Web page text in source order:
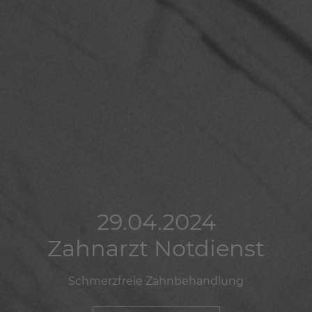
29.04.2024
Zahnarzt Notdienst
Schmerzfreie Zahnbehandlung
29.04.2024
Zahnarzt Notdienst
Schmerzfreie Zahnbehandlung
29.04.2024
Zahnarzt Notdienst
Schmerzfreie Zahnbehandlung